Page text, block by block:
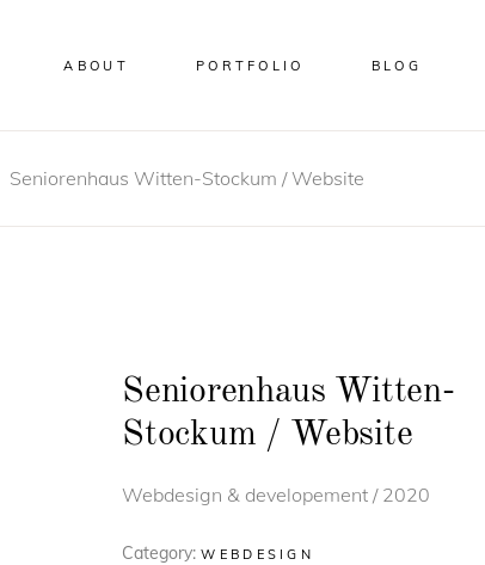
ABOUT PORTFOLIO BLOG
Seniorenhaus Witten-Stockum / Website
Seniorenhaus Witten-
Stockum / Website
Webdesign & developement / 2020
Category: WEBDESIGN